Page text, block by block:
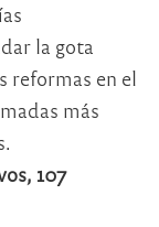
la gota
reformas en el
más
107